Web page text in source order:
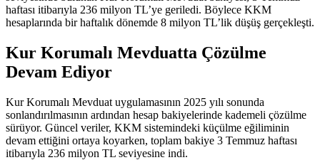
haftası itibarıyla 236 milyon TL’ye geriledi. Böylece KKM
hesaplarında bir haftalık dönemde 8 milyon TL’lik düşüş gerçekleşti.
Kur Korumalı Mevduatta Çözülme
Devam Ediyor
Kur Korumalı Mevduat uygulamasının 2025 yılı sonunda
sonlandırılmasının ardından hesap bakiyelerinde kademeli çözülme
sürüyor. Güncel veriler, KKM sistemindeki küçülme eğiliminin
devam ettiğini ortaya koyarken, toplam bakiye 3 Temmuz haftası
itibarıyla 236 milyon TL seviyesine indi.